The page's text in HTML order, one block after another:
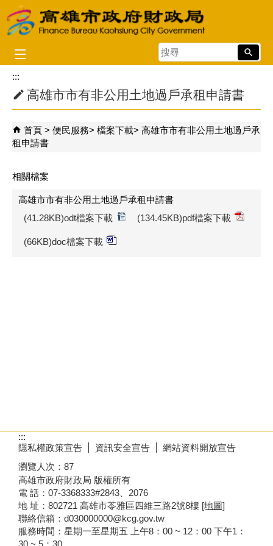
跳到主要內容區塊
搜
尋
:::
高雄市市有非公用土地過戶承租申請書
首頁 便民服務 檔案下載
高雄市市有非公用土地過戶承
租申請書
相關檔案
高雄市市有非公用土地過戶承租申請書
(41.28KB)odt檔案下載
(134.45KB)pdf檔案下載
(66KB)doc檔案下載
:::
隱私權政策宣告
資訊安全宣告
網站資料開放宣告
瀏覽人次： 87
高雄市政府財政局 版權所有
電 話：07-3368333#2843、2076
地 址：802721 高雄市苓雅區四維三路2號8樓 [地圖]
聯絡信箱：d030000000@kcg.gov.tw
服務時間：星期一至星期五 上午8：00 ~ 12：00 下午1：
30 ~ 5：30